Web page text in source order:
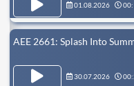
01.08.2026
AEE 2661: Splash Into
30.07.2026